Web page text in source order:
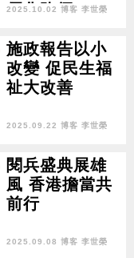
優化路徑
2025.10.02 博客 李世榮
施政報告以小
改變 促民生福
祉大改善
2025.09.22 博客 李世榮
閱兵盛典展雄
風 香港擔當共
前行
2025.09.08 博客 李世榮